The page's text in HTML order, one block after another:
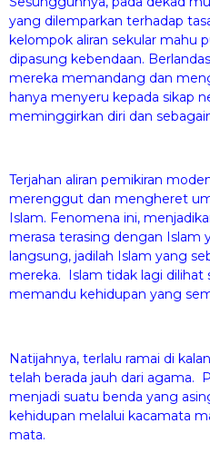
yang dilemparkan terhadap
kelompok aliran sekular mahu
dipasung kebendaan.
mereka memandang dan
hanya menyeru kepada sikap
meminggirkan diri dan
Terjahan aliran pemikiran
merenggut dan mengheret
Islam. Fenomena ini,
merasa terasing dengan Islam
langsung, jadilah Islam yang
mereka. Islam tidak lagi dilihat
memandu kehidupan yang
Natijahnya, terlalu ramai di
telah berada jauh dari agama.
menjadi suatu benda yang
kehidupan melalui kacamata
mata.